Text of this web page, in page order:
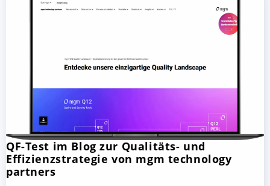
QF-Test im Blog zur Qualitäts- und
Effizienzstrategie von mgm technology
partners